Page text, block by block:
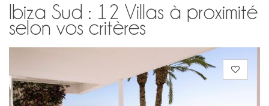
Ibiza Sud : 12 Villas à proximité
selon vos critères